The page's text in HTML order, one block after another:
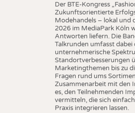
Der BTE-Kongress
Zukunftsorientierte
Modehandels – lokal und
2026 im MediaPark Köln
Antworten liefern. Die
Talkrunden umfasst dabei
unternehmerische
Standortverbesserungen
Marketingthemen bis zu
Fragen rund ums
Zusammenarbeit mit den
es, den Teilnehmenden
vermitteln, die sich
Praxis integrieren lassen.